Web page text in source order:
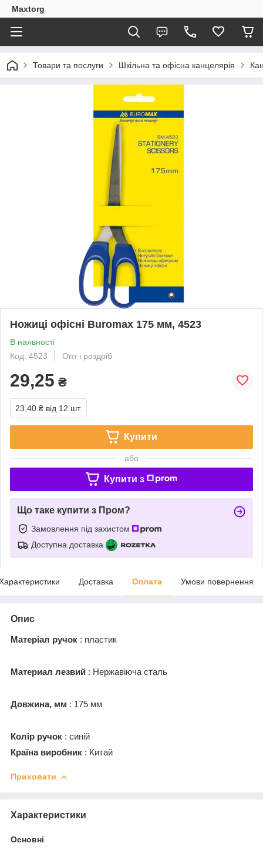
Maxtorg
Товари та послуги Шкільна та офісна канцелярія
Ножиці офісні Buromax 175 мм, 4523
В наявності
Код: 4523
Опт і роздріб
29,25 ₴
23,40 ₴ від 12 шт.
Купити
або
Купити з
Що таке купити з Пром?
Замовлення під захистом
Доступна доставка
Доставка Оплата Умови повернення
Опис
Матеріал ручок : пластик
Материал лезвий : Нержавіюча сталь
Довжина, мм : 175 мм
Колір ручок : синій
Країна виробник : Китай
Приховати
Характеристики
Основні